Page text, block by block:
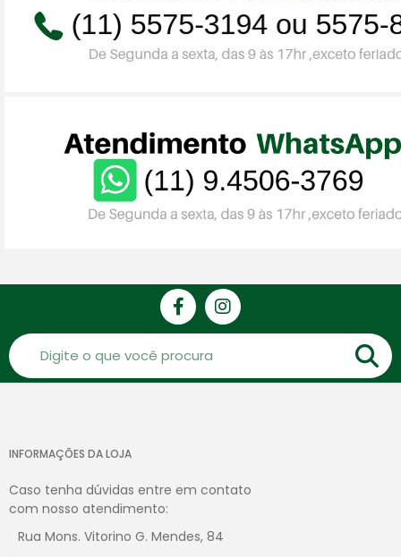
INFORMAÇÕES DA LOJA
Caso tenha dúvidas entre em contato
com nosso atendimento:
Rua Mons. Vitorino G. Mendes, 84